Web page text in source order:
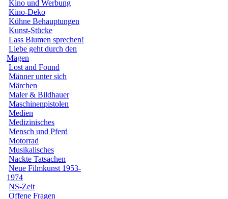
Kino und Werbung
Kino-Deko
Kühne Behauptungen
Kunst-Stücke
Lass Blumen sprechen!
Liebe geht durch den
Magen
Lost and Found
Männer unter sich
Märchen
Maler & Bildhauer
Maschinenpistolen
Medien
Medizinisches
Mensch und Pferd
Motorrad
Musikalisches
Nackte Tatsachen
Neue Filmkunst 1953-
1974
NS-Zeit
Offene Fragen